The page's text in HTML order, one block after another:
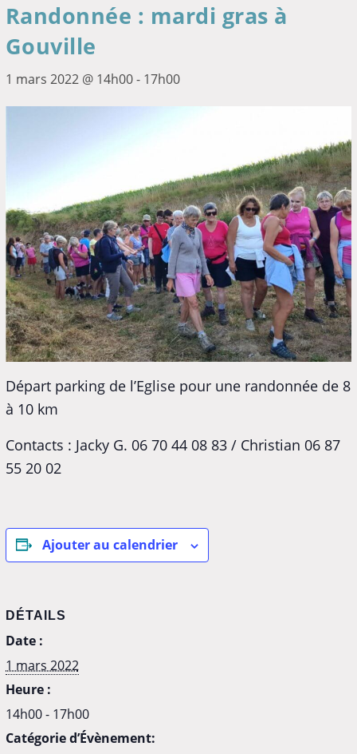
Randonnée : mardi gras à
Gouville
1 mars 2022 @ 14h00- 17h00
Départ parking de l’Eglise pour une randonnée de 8
à 10 km
Contacts : Jacky G. 06 70 44 08 83 / Christian 06 87
55 20 02
Ajouter au calendrier
DÉTAILS
Date :
1 mars 2022
Heure :
14h00 - 17h00
Catégorie d’Évènement: